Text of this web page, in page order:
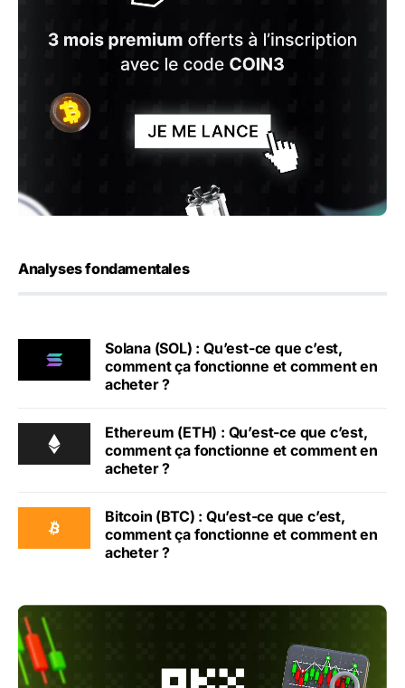
Analyses fondamentales
Solana (SOL) : Qu’est-ce que c’est,
comment ça fonctionne et comment en
acheter ?
Ethereum (ETH) : Qu’est-ce que c’est,
comment ça fonctionne et comment en
acheter ?
Bitcoin (BTC) : Qu’est-ce que c’est,
comment ça fonctionne et comment en
acheter ?